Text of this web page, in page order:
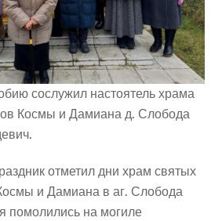
сослужил настоятель храма
Космы и Дамиана д. Слобода
помолились на могиле